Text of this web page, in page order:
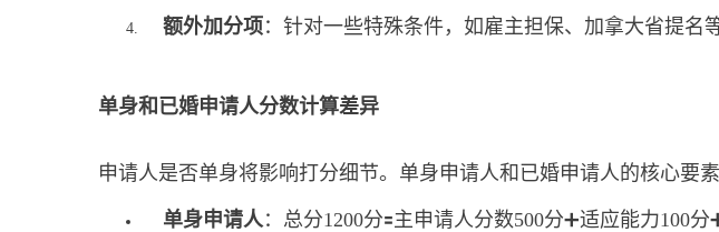
额外加分项：针对一些特殊条件，如雇主担保、加拿大省提名
单身和已婚申请人分数计算差异
申请人是否单身将影响打分细节。单身申请人和已婚申请人的核心要
单身申请人：总分1200分🟰主申请人分数500分➕适应能力100分